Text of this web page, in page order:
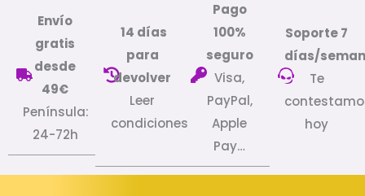
Envío
gratis
desde
49€
Península:
24-72h
14 días
para
devolver
Leer
condiciones
Pago
100%
seguro
Visa,
PayPal,
Apple
Pay…
Soporte 7
días/
Te
hoy